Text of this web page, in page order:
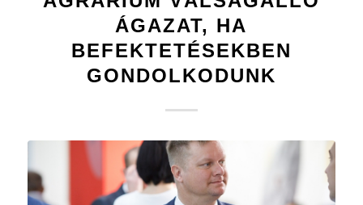
ÁGAZAT, HA
BEFEKTETÉSEKBEN
GONDOLKODUNK